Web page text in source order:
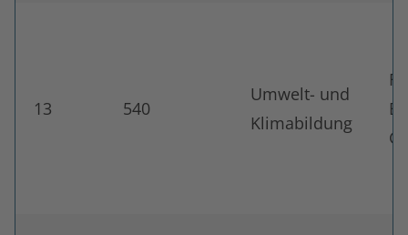
13 540
Umwelt- und
Klimabildung